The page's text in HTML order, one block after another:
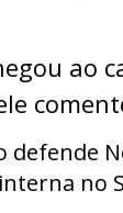
ao
defende
no